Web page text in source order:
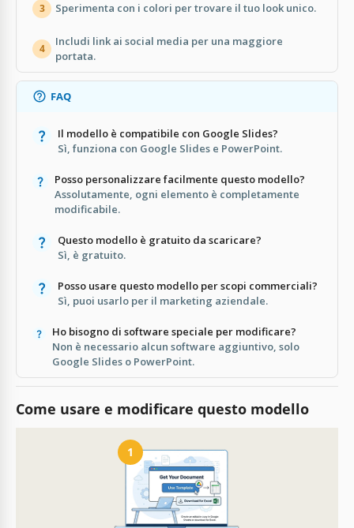
3 Sperimenta con i colori per trovare il tuo look unico.
4
Includi link ai social media per una maggiore
portata.
FAQ
Il modello è compatibile con Google Slides?
Sì, funziona con Google Slides e PowerPoint.
Posso personalizzare facilmente questo modello?
Assolutamente, ogni elemento è completamente
modificabile.
Questo modello è gratuito da scaricare?
Sì, è gratuito.
Posso usare questo modello per scopi commerciali?
Sì, puoi usarlo per il marketing aziendale.
Ho bisogno di software speciale per modificare?
Non è necessario alcun software aggiuntivo, solo
Google Slides o PowerPoint.
Come usare e modificare questo modello
1